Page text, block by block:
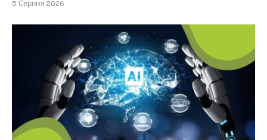
5 Серпня 2026